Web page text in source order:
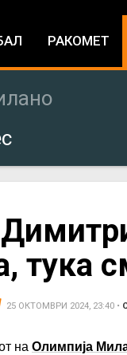
РАКОМЕТ
тука
25 ОКТОМВРИ 2024, 23:40 •
на Олимпија